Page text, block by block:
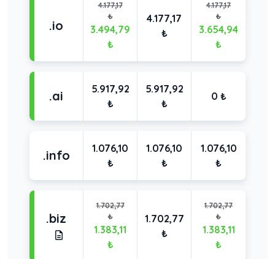
.io
4.177,17
₺
3.494,79
₺
4.177,17
₺
4.177,17
₺
3.654,94
₺
.ai
5.917,92
₺
5.917,92
₺
0 ₺
.info
1.076,10
₺
1.076,10
₺
1.076,10
₺
.biz
1.702,77
₺
1.383,11
₺
1.702,77
₺
1.702,77
₺
1.383,11
₺